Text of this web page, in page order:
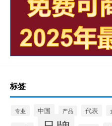
标签
专业 中国 产品 代表